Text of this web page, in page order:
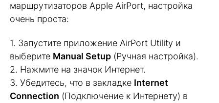
маршрутизаторов Apple AirPort, настройка
очень проста:
1. Запустите приложение AirPort Utility и
выберите Manual Setup (Ручная настройка).
2. Нажмите на значок Интернет.
3. Убедитесь, что в закладке Internet
Connection (Подключение к Интернету) в